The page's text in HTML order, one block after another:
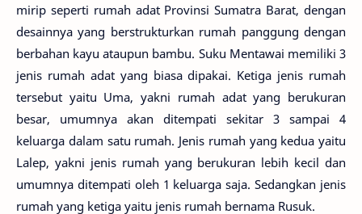
mirip seperti rumah adat Provinsi Sumatra Barat, dengan
desainnya yang berstrukturkan rumah panggung dengan
berbahan kayu ataupun bambu. Suku Mentawai memiliki 3
jenis rumah adat yang biasa dipakai. Ketiga jenis rumah
tersebut yaitu Uma, yakni rumah adat yang berukuran
besar, umumnya akan ditempati sekitar 3 sampai 4
keluarga dalam satu rumah. Jenis rumah yang kedua yaitu
Lalep, yakni jenis rumah yang berukuran lebih kecil dan
umumnya ditempati oleh 1 keluarga saja. Sedangkan jenis
rumah yang ketiga yaitu jenis rumah bernama Rusuk.